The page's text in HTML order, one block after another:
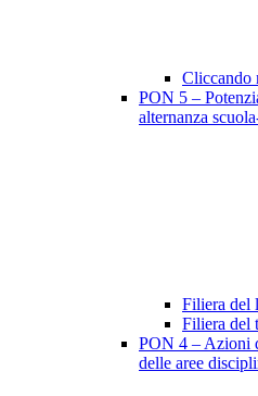
Cliccando
PON 5 –
alternanza
Filiera del
Filiera del
PON 4 – Azioni
delle aree